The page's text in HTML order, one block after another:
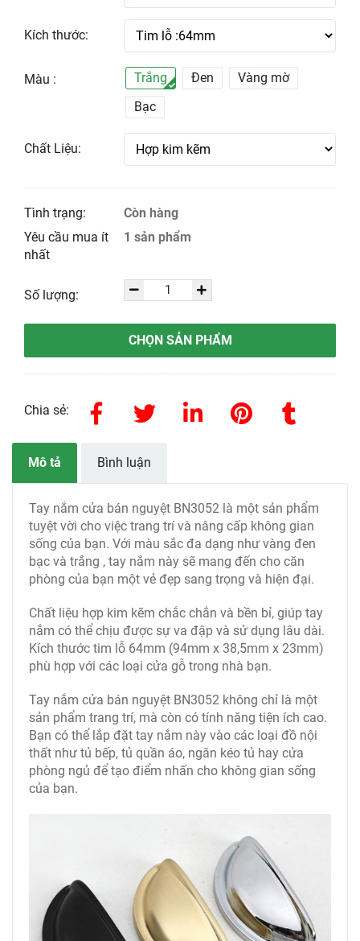
Kích thước:
Màu : Trắng Đen
Vàng mờ
Bạc
Chất Liệu:
Tình trạng:
Còn hàng
Yêu cầu mua ít
nhất
1 sản phẩm
Số lượng:
CHỌN SẢN PHẨM
Chia sẻ:
Mô tả Bình luận
Tay nắm cửa bán nguyệt BN3052 là một sản phẩm
tuyệt vời cho việc trang trí và nâng cấp không gian
sống của bạn. Với màu sắc đa dạng như vàng đen
bạc và trắng , tay nắm này sẽ mang đến cho căn
phòng của bạn một vẻ đẹp sang trọng và hiện đại.
Chất liệu hợp kim kẽm chắc chắn và bền bỉ, giúp tay
nắm có thể chịu được sự va đập và sử dụng lâu dài.
Kích thước tim lỗ 64mm (94mm x 38,5mm x 23mm)
phù hợp với các loại cửa gỗ trong nhà bạn.
Tay nắm cửa bán nguyệt BN3052 không chỉ là một
sản phẩm trang trí, mà còn có tính năng tiện ích cao.
Bạn có thể lắp đặt tay nắm này vào các loại đồ nội
thất như tủ bếp, tủ quần áo, ngăn kéo tủ hay cửa
phòng ngủ để tạo điểm nhấn cho không gian sống
của bạn.